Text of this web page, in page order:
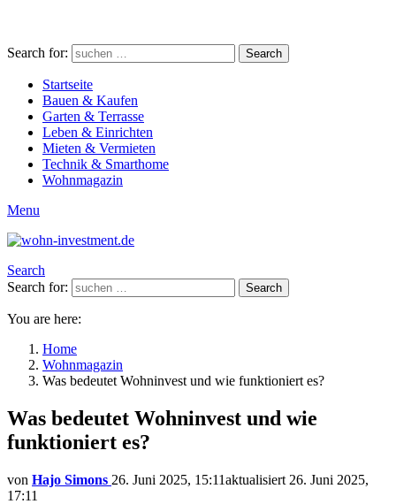
Search for: Search
Startseite
Bauen & Kaufen
Garten & Terrasse
Leben & Einrichten
Mieten & Vermieten
Technik & Smarthome
Wohnmagazin
Menu
Search
Search for:
Search
You are here:
Home
Wohnmagazin
Was bedeutet Wohninvest und wie funktioniert es?
Was bedeutet Wohninvest und wie
funktioniert es?
von Hajo Simons 26. Juni 2025, 15:11aktualisiert 26. Juni 2025,
17:11